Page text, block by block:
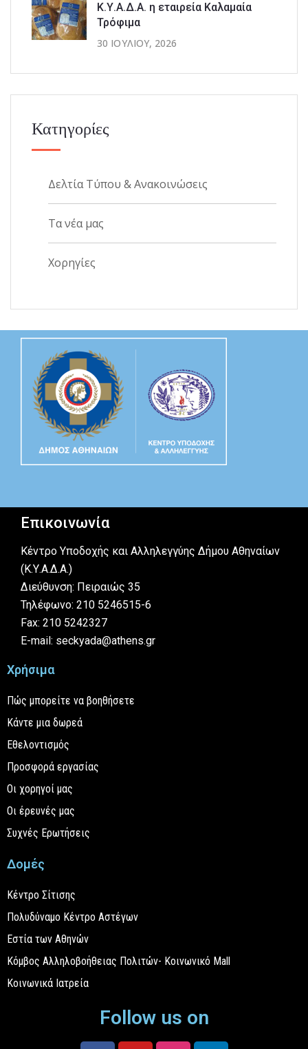
Κ.Υ.Α.Δ.Α. η εταιρεία Καλαμαία
Τρόφιμα
30 ΙΟΥΛΊΟΥ, 2026
Κατηγορίες
Δελτία Τύπου & Ανακοινώσεις
Τα νέα μας
Χορηγίες
Επικοινωνία
Κέντρο Υποδοχής και Αλληλεγγύης Δήμου Αθηναίων
(Κ.Υ.Α.Δ.Α.)
Διεύθυνση: Πειραιώς 35
Τηλέφωνο: 210 5246515-6
Fax: 210 5242327
E-mail: seckyada@athens.gr
Χρήσιμα
Πώς μπορείτε να βοηθήσετε
Κάντε μια δωρεά
Εθελοντισμός
Προσφορά εργασίας
Οι χορηγοί μας
Οι έρευνές μας
Συχνές Ερωτήσεις
Δομές
Κέντρο Σίτισης
Πολυδύναμο Κέντρο Αστέγων
Εστία των Αθηνών
Κόμβος Αλληλοβοήθειας Πολιτών- Κοινωνικό Mall
Κοινωνικά Ιατρεία
Follow us on